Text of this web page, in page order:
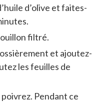
d’olive et faites-
filtré.
et ajoutez-
les feuilles de
Pendant ce